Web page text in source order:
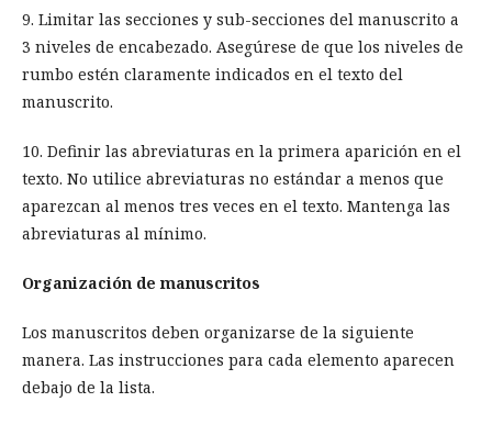
9. Limitar las secciones y sub-secciones del manuscrito a
3 niveles de encabezado. Asegúrese de que los niveles de
rumbo estén claramente indicados en el texto del
manuscrito.
10. Definir las abreviaturas en la primera aparición en el
texto. No utilice abreviaturas no estándar a menos que
aparezcan al menos tres veces en el texto. Mantenga las
abreviaturas al mínimo.
Organización de manuscritos
Los manuscritos deben organizarse de la siguiente
manera. Las instrucciones para cada elemento aparecen
debajo de la lista.